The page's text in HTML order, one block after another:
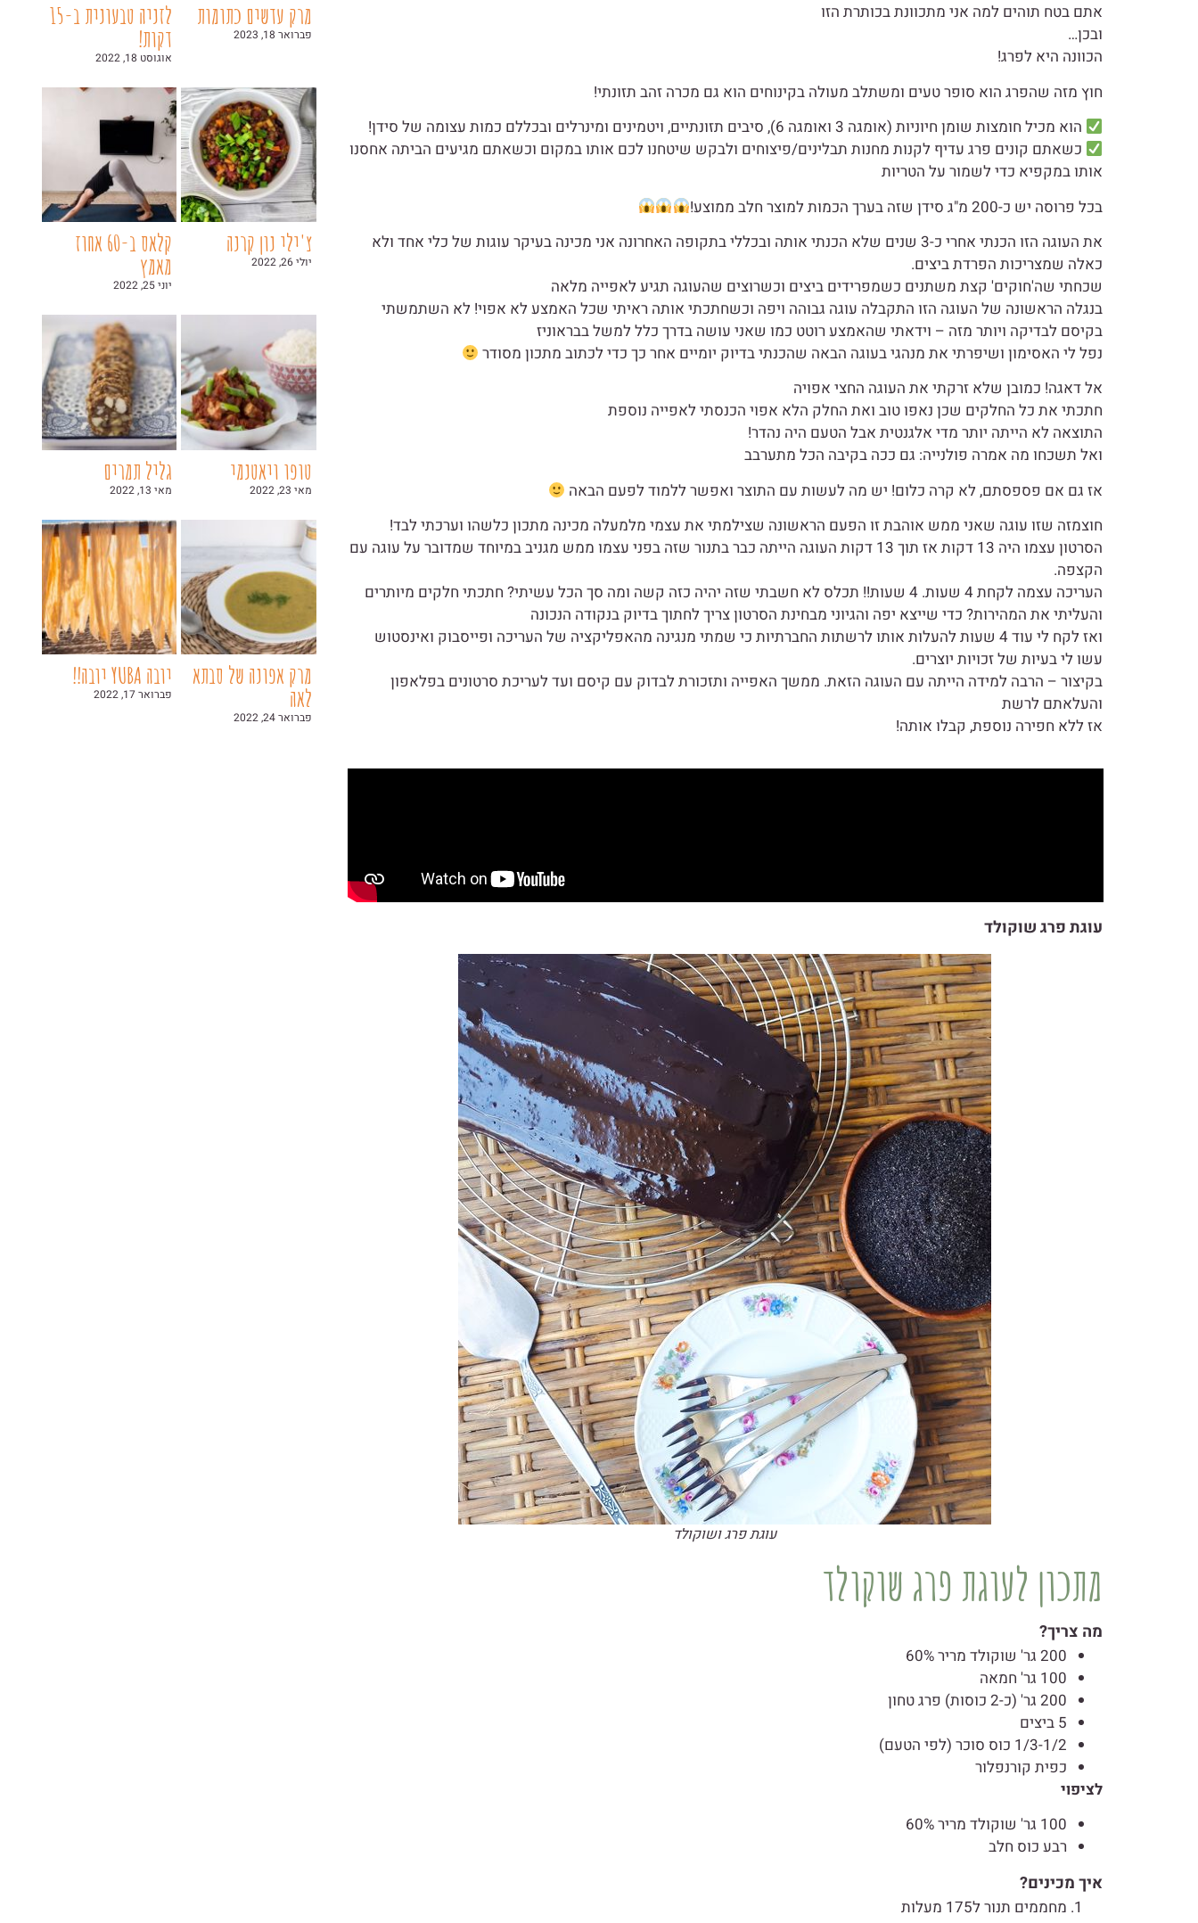
אתם בטח תוהים למה אני מתכוונת בכותרת הזו
ובכן…
הכוונה היא לפרג!
חוץ מזה שהפרג הוא סופר טעים ומשתלב מעולה בקינוחים הוא גם מכרה זהב תזונתי!
הוא מכיל חומצות שומן חיוניות (אומגה 3 ואומגה 6), סיבים תזונתיים, ויטמינים ומינרלים ובכללם כמות עצומה של סידן!
כשאתם קונים פרג עדיף לקנות מחנות תבלינים/פיצוחים ולבקש שיטחנו לכם אותו במקום וכשאתם מגיעים הביתה אחסנו
אותו במקפיא כדי לשמור על הטריות
בכל פרוסה יש כ-200 מ"ג סידן שזה בערך הכמות למוצר חלב ממוצע!
את העוגה הזו הכנתי אחרי כ-3 שנים שלא הכנתי אותה ובכללי בתקופה האחרונה אני מכינה בעיקר עוגות של כלי אחד ולא
כאלה שמצריכות הפרדת ביצים.
שכחתי שה'חוקים' קצת משתנים כשמפרידים ביצים וכשרוצים שהעוגה תגיע לאפייה מלאה
בנגלה הראשונה של העוגה הזו התקבלה עוגה גבוהה ויפה וכשחתכתי אותה ראיתי שכל האמצע לא אפוי! לא השתמשתי
בקיסם לבדיקה ויותר מזה – וידאתי שהאמצע רוטט כמו שאני עושה בדרך כלל למשל בבראוניז
נפל לי האסימון ושיפרתי את מנהגי בעוגה הבאה שהכנתי בדיוק יומיים אחר כך כדי לכתוב מתכון מסודר
אל דאגה! כמובן שלא זרקתי את העוגה החצי אפויה
חתכתי את כל החלקים שכן נאפו טוב ואת החלק הלא אפוי הכנסתי לאפייה נוספת
התוצאה לא הייתה יותר מדי אלגנטית אבל הטעם היה נהדר!
ואל תשכחו מה אמרה פולנייה: גם ככה בקיבה הכל מתערבב
אז גם אם פספסתם, לא קרה כלום! יש מה לעשות עם התוצר ואפשר ללמוד לפעם הבאה
חוצמזה שזו עוגה שאני ממש אוהבת זו הפעם הראשונה שצילמתי את עצמי מלמעלה מכינה מתכון כלשהו וערכתי לבד!
הסרטון עצמו היה 13 דקות אז תוך 13 דקות העוגה הייתה כבר בתנור שזה בפני עצמו ממש מגניב במיוחד שמדובר על עוגה עם
הקצפה.
העריכה עצמה לקחת 4 שעות. 4 שעות!! תכלס לא חשבתי שזה יהיה כזה קשה ומה סך הכל עשיתי? חתכתי חלקים מיותרים
והעליתי את המהירות? כדי שייצא יפה והגיוני מבחינת הסרטון צריך לחתוך בדיוק בנקודה הנכונה
ואז לקח לי עוד 4 שעות להעלות אותו לרשתות החברתיות כי שמתי מנגינה מהאפליקציה של העריכה ופייסבוק ואינסטוש
עשו לי בעיות של זכויות יוצרים.
בקיצור – הרבה למידה הייתה עם העוגה הזאת. ממשך האפייה ותזכורת לבדוק עם קיסם ועד לעריכת סרטונים בפלאפון
והעלאתם לרשת
אז ללא חפירה נוספת, קבלו אותה!
עוגת פרג שוקולד
עוגת פרג ושוקולד
מתכון לעוגת פרג שוקולד
מה צריך?
200 גר' שוקולד מריר 60%
100 גר' חמאה
200 גר' (כ-2 כוסות) פרג טחון
5 ביצים
1/3-1/2 כוס סוכר (לפי הטעם)
כפית קורנפלור
לציפוי
100 גר' שוקולד מריר 60%
רבע כוס חלב
איך מכינים?
מחממים תנור ל175 מעלות
מרק עדשים כתומות
פברואר 18, 2023
לזניה טבעונית ב-15
דקות!
אוגוסט 18, 2022
צ'ילי נון קרנה
יולי 26, 2022
קלאס ב-60 אחוז
מאמץ
יוני 25, 2022
טופו ויאטנמי
מאי 23, 2022
גליל תמרים
מאי 13, 2022
מרק אפונה של סבתא
לאה
פברואר 24, 2022
יובה YUBA יובה!!
פברואר 17, 2022